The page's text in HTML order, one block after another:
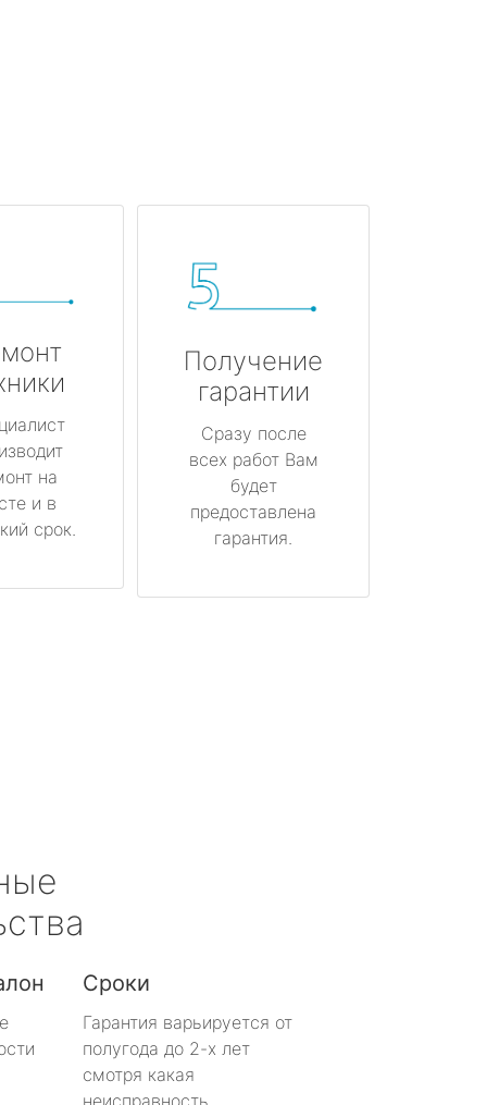
на
и в
срок.
Получение
гарантии
Сразу после
всех работ Вам
будет
предоставлена
гарантия.
Сроки
Гарантия варьируется от
полугода до 2-х лет
смотря какая
неисправность.